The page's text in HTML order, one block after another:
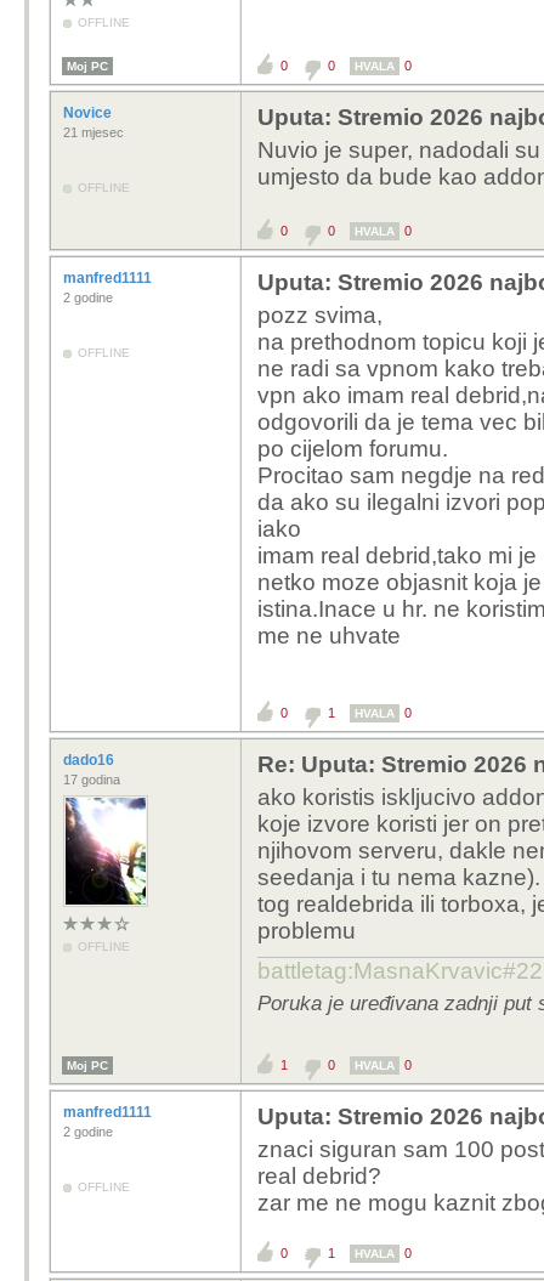
OFFLINE
Moj PC 0 0 HVALA 0
Novice
21 mjesec
OFFLINE
Uputa: Stremio 2026
Nuvio je super, nadodali
umjesto da bude kao
0 0 HVALA 0
manfred1111
2 godine
OFFLINE
Uputa: Stremio 2026
pozz svima,
na prethodnom topicu koji
ne radi sa vpnom kako
vpn ako imam real
odgovorili da je tema vec
po cijelom forumu.
Procitao sam negdje na
da ako su ilegalni izvori
iako
imam real debrid,tako mi
netko moze objasnit koja
istina.Inace u hr. ne
me ne uhvate
0 1 HVALA 0
dado16
17 godina
OFFLINE
Re: Uputa: Stremio 2026
ako koristis iskljucivo
koje izvore koristi jer on
njihovom serveru, dakle
seedanja i tu nema
tog realdebrida ili torboxa,
problemu
Poruka je uređivana zadnji put
Moj PC 1 0 HVALA 0
manfred1111
2 godine
OFFLINE
Uputa: Stremio 2026
znaci siguran sam 100
real debrid?
zar me ne mogu kaznit
0 1 HVALA 0